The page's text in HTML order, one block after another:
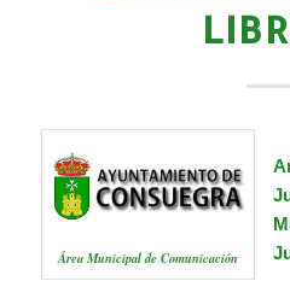
Área Municipal de Comunicación